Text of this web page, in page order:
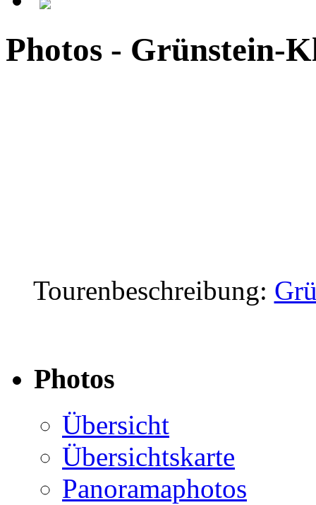
Photos - Grünstein-
Tourenbeschreibung:
Photos
Übersicht
Übersichtskarte
Panoramaphotos